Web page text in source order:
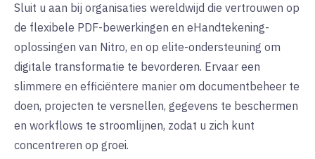
Sluit u aan bij organisaties wereldwijd die vertrouwen op
de flexibele PDF-bewerkingen en eHandtekening-
oplossingen van Nitro, en op elite-ondersteuning om
digitale transformatie te bevorderen. Ervaar een
slimmere en efficiëntere manier om documentbeheer te
doen, projecten te versnellen, gegevens te beschermen
en workflows te stroomlijnen, zodat u zich kunt
concentreren op groei.